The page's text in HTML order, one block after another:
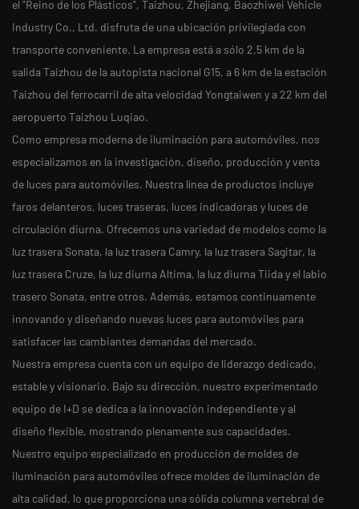
el "Reino de los Plásticos", Taizhou, Zhejiang, Baozhiwei Vehicle
Industry Co., Ltd. disfruta de una ubicación privilegiada con
transporte conveniente. La empresa está a sólo 2,5 km de la
salida Taizhou de la autopista nacional G15, a 6 km de la estación
Taizhou del ferrocarril de alta velocidad Yongtaiwen y a 22 km del
aeropuerto Taizhou Luqiao.
Como empresa moderna de iluminación para automóviles, nos
especializamos en la investigación, diseño, producción y venta
de luces para automóviles. Nuestra línea de productos incluye
faros delanteros, luces traseras, luces indicadoras y luces de
circulación diurna. Ofrecemos una variedad de modelos como la
luz trasera Sonata, la luz trasera Camry, la luz trasera Sagitar, la
luz trasera Cruze, la luz diurna Altima, la luz diurna Tiida y el labio
trasero Sonata, entre otros. Además, estamos continuamente
innovando y diseñando nuevas luces para automóviles para
satisfacer las cambiantes demandas del mercado.
Nuestra empresa cuenta con un equipo de liderazgo dedicado,
estable y visionario. Bajo su dirección, nuestro experimentado
equipo de I+D se dedica a la innovación independiente y al
diseño flexible, mostrando plenamente sus capacidades.
Nuestro equipo especializado en producción de moldes de
iluminación para automóviles ofrece moldes de iluminación de
alta calidad, lo que proporciona una sólida columna vertebral de